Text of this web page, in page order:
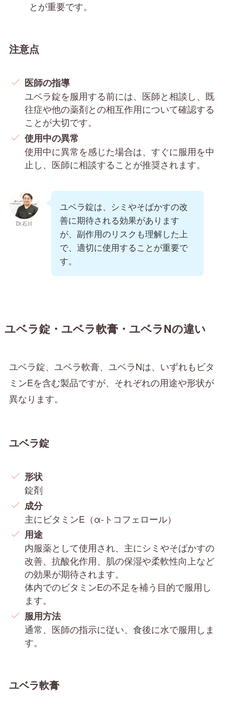
とが重要です。
注意点
医師の指導
ユベラ錠を服用する前には、医師と相談し、既
往症や他の薬剤との相互作用について確認する
ことが大切です。
使用中の異常
使用中に異常を感じた場合は、すぐに服用を中
止し、医師に相談することが推奨されます。
Dr.石川
ユベラ錠は、シミやそばかすの改
善に期待される効果があります
が、副作用のリスクも理解した上
で、適切に使用することが重要で
す。
ユベラ錠・ユベラ軟膏・ユベラNの違い
ユベラ錠、ユベラ軟膏、ユベラNは、いずれもビタ
ミンEを含む製品ですが、それぞれの用途や形状が
異なります。
ユベラ錠
形状
錠剤
成分
主にビタミンE（α-トコフェロール）
用途
内服薬として使用され、主にシミやそばかすの
改善、抗酸化作用、肌の保湿や柔軟性向上など
の効果が期待されます。
体内でのビタミンEの不足を補う目的で服用し
ます。
服用方法
通常、医師の指示に従い、食後に水で服用しま
す。
ユベラ軟膏